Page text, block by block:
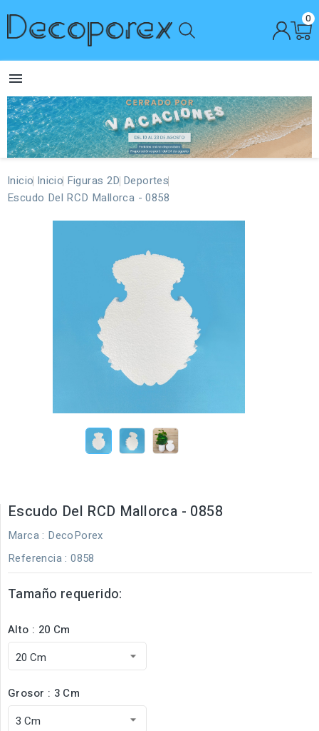
0

Inicio Inicio Figuras 2D Deportes
Escudo Del RCD Mallorca - 0858
Escudo Del RCD Mallorca - 0858
Marca : DecoPorex
Referencia : 0858
Tamaño requerido:
Alto : 20 Cm
Grosor : 3 Cm